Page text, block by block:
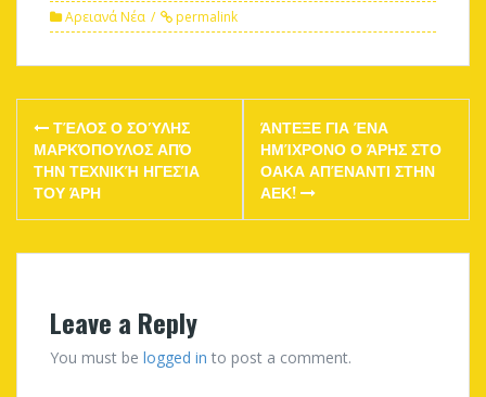
Αρειανά Νέα permalink
Post
navigation
ΤΈΛΟΣ Ο ΣΟΎΛΗΣ
ΜΑΡΚΌΠΟΥΛΟΣ ΑΠΌ
ΤΗΝ ΤΕΧΝΙΚΉ ΗΓΕΣΊΑ
ΤΟΥ ΆΡΗ
ΆΝΤΕΞΕ ΓΙΑ ΈΝΑ
ΗΜΊΧΡΟΝΟ Ο ΆΡΗΣ ΣΤΟ
ΟΑΚΑ ΑΠΈΝΑΝΤΙ ΣΤΗΝ
ΑΕΚ!
Leave a Reply
You must be logged in to post a comment.